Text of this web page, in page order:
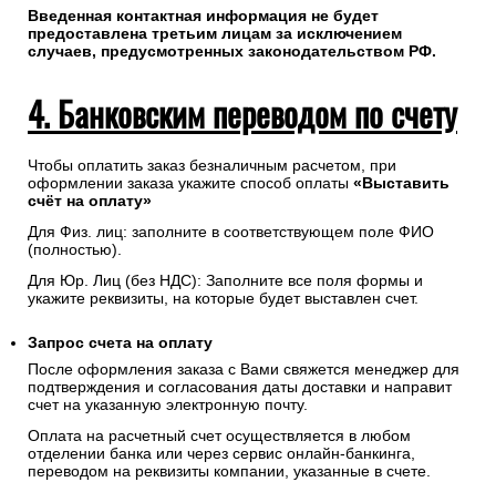
Введенная контактная информация не будет
предоставлена третьим лицам за исключением
случаев, предусмотренных законодательством РФ.
4. Банковским переводом по счету
Чтобы оплатить заказ безналичным расчетом, при
оформлении заказа укажите способ оплаты «Выставить
счёт на оплату»
Для Физ. лиц: заполните в соответствующем поле ФИО
(полностью).
Для Юр. Лиц (без НДС): Заполните все поля формы и
укажите реквизиты, на которые будет выставлен счет.
Запрос счета на оплату
После оформления заказа с Вами свяжется менеджер для
подтверждения и согласования даты доставки и направит
счет на указанную электронную почту.
Оплата на расчетный счет осуществляется в любом
отделении банка или через сервис онлайн-банкинга,
переводом на реквизиты компании, указанные в счете.